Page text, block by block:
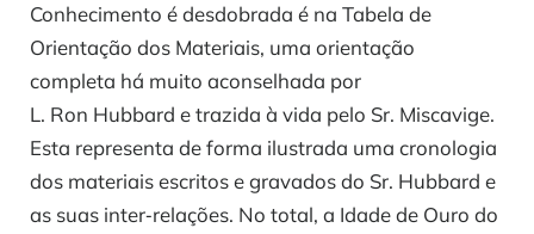
Conhecimento é desdobrada é na Tabela de
Orientação dos Materiais, uma orientação
completa há muito aconselhada por
L. Ron Hubbard e trazida à vida pelo Sr. Miscavige.
Esta representa de forma ilustrada uma cronologia
dos materiais escritos e gravados do Sr. Hubbard e
as suas inter‑relações. No total, a Idade de Ouro do